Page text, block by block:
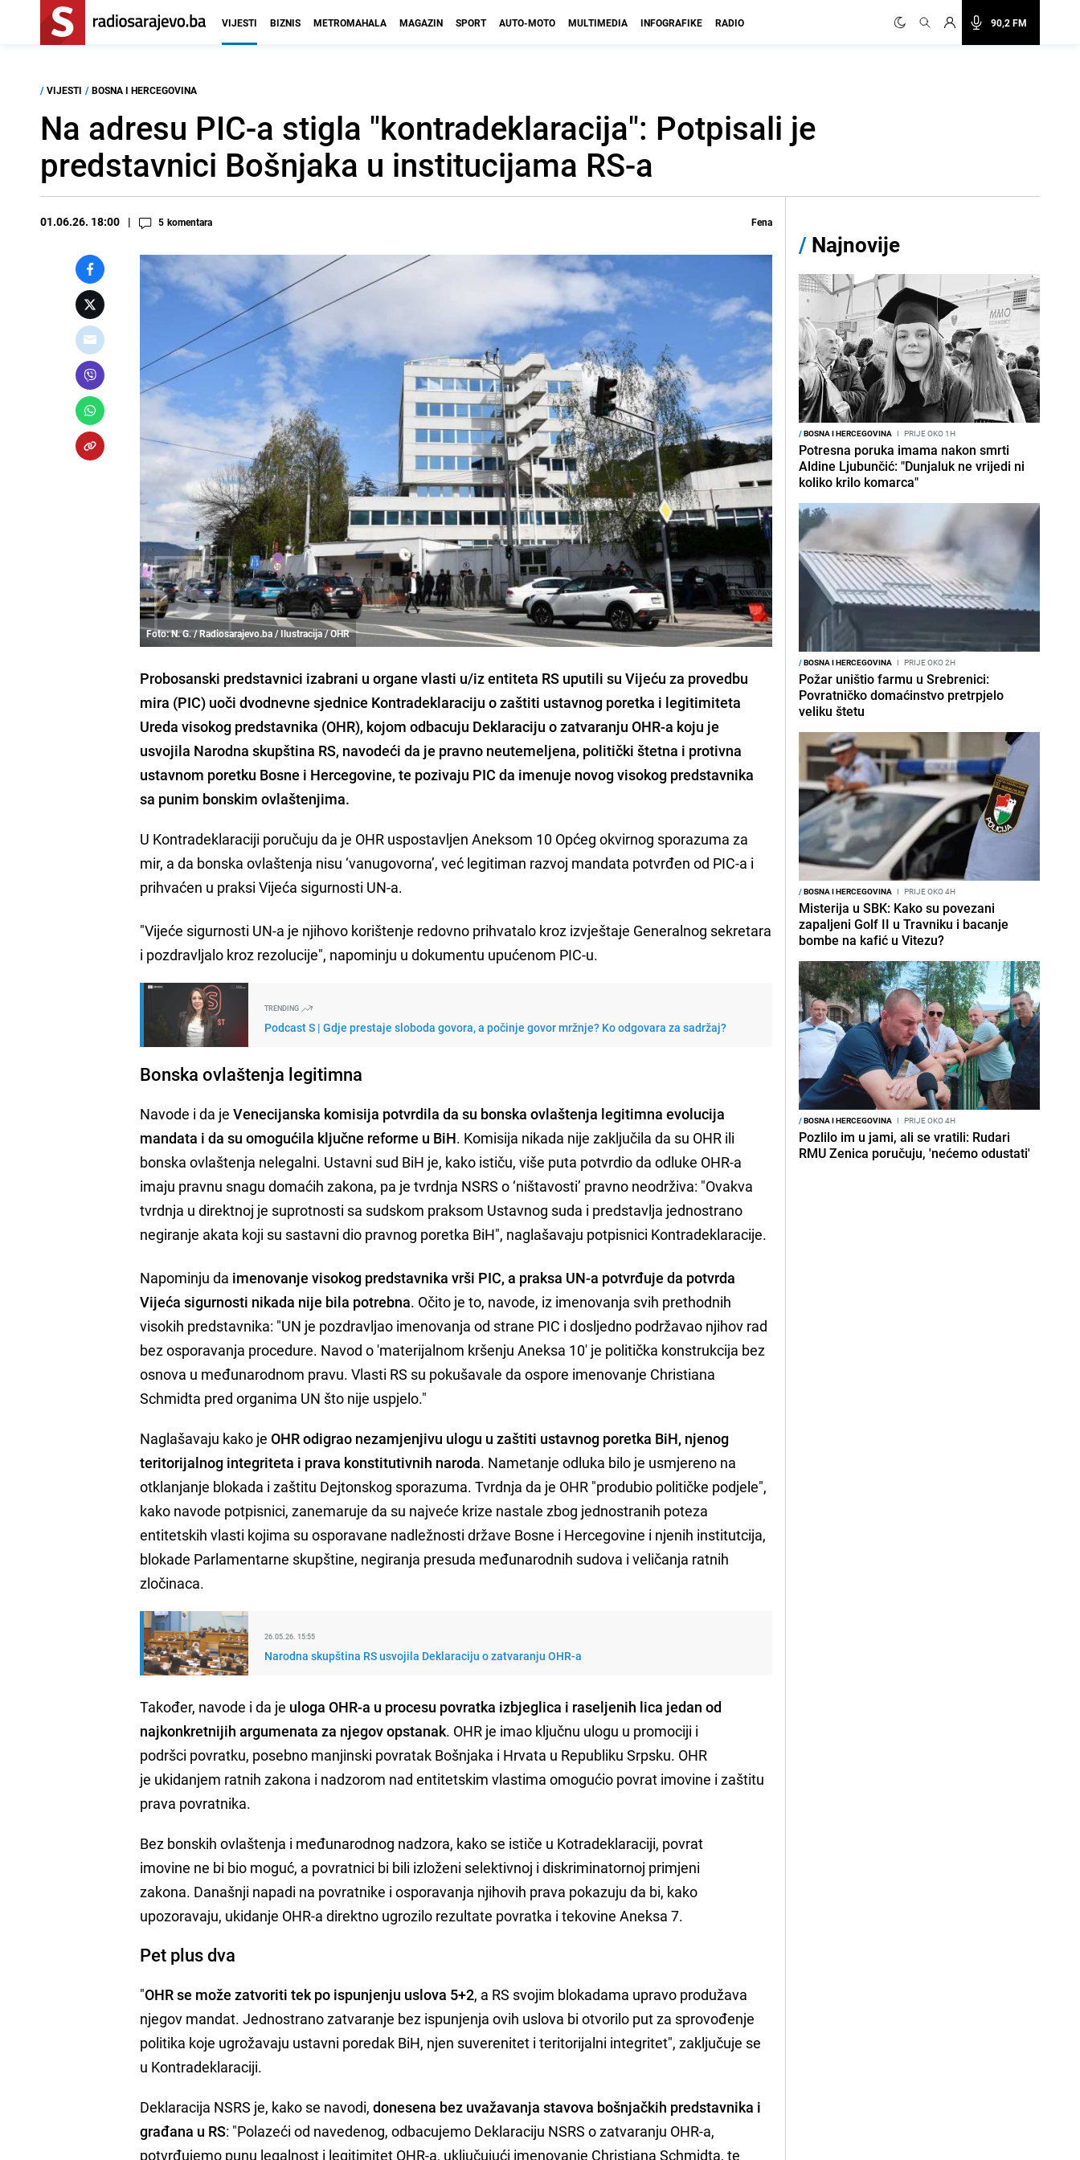
90,2 FM
VIJESTI BIZNIS METROMAHALA MAGAZIN SPORT AUTO-MOTO MULTIMEDIA INFOGRAFIKE RADIO
/ VIJESTI / BOSNA I HERCEGOVINA
Na adresu PIC-a stigla "kontradeklaracija": Potpisali je
predstavnici Bošnjaka u institucijama RS-a
01.06.26. 18:00 5 komentara Fena
Foto: N. G. / Radiosarajevo.ba / Ilustracija / OHR
Probosanski predstavnici izabrani u organe vlasti u/iz entiteta RS uputili su Vijeću za provedbu
mira (PIC) uoči dvodnevne sjednice Kontradeklaraciju o zaštiti ustavnog poretka i legitimiteta
Ureda visokog predstavnika (OHR), kojom odbacuju Deklaraciju o zatvaranju OHR-a koju je
usvojila Narodna skupština RS, navodeći da je pravno neutemeljena, politički štetna i protivna
ustavnom poretku Bosne i Hercegovine, te pozivaju PIC da imenuje novog visokog predstavnika
sa punim bonskim ovlaštenjima.
U Kontradeklaraciji poručuju da je OHR uspostavljen Aneksom 10 Općeg okvirnog sporazuma za
mir, a da bonska ovlaštenja nisu ‘vanugovorna’, već legitiman razvoj mandata potvrđen od PIC-a i
prihvaćen u praksi Vijeća sigurnosti UN-a.
"Vijeće sigurnosti UN-a je njihovo korištenje redovno prihvatalo kroz izvještaje Generalnog sekretara
i pozdravljalo kroz rezolucije", napominju u dokumentu upućenom PIC-u.
TRENDING
Podcast S | Gdje prestaje sloboda govora, a počinje govor mržnje? Ko odgovara za sadržaj?
Bonska ovlaštenja legitimna
Navode i da jeVenecijanska komisija potvrdila da su bonska ovlaštenja legitimna evolucija
mandata i da su omogućila ključne reforme u BiH. Komisija nikada nije zaključila da su OHR ili
bonska ovlaštenja nelegalni. Ustavni sud BiH je, kako ističu, više puta potvrdio da odluke OHR-a
imaju pravnu snagu domaćih zakona, pa je tvrdnja NSRS o ‘ništavosti’ pravno neodrživa: "Ovakva
tvrdnja u direktnoj je suprotnosti sa sudskom praksom Ustavnog suda i predstavlja jednostrano
negiranje akata koji su sastavni dio pravnog poretka BiH", naglašavaju potpisnici Kontradeklaracije.
Napominju da imenovanje visokog predstavnika vrši PIC, a praksa UN-a potvrđuje da potvrda
Vijeća sigurnosti nikada nije bila potrebna. Očito je to, navode, iz imenovanja svih prethodnih
visokih predstavnika: "UN je pozdravljao imenovanja od strane PIC i dosljedno podržavao njihov rad
bez osporavanja procedure. Navod o 'materijalnom kršenju Aneksa 10' je politička konstrukcija bez
osnova u međunarodnom pravu. Vlasti RS su pokušavale da ospore imenovanje Christiana
Schmidta pred organima UN što nije uspjelo."
Naglašavaju kako jeOHR odigrao nezamjenjivu ulogu u zaštiti ustavnog poretka BiH, njenog
teritorijalnog integriteta i prava konstitutivnih naroda. Nametanje odluka bilo je usmjereno na
otklanjanje blokada i zaštitu Dejtonskog sporazuma. Tvrdnja da je OHR "produbio političke podjele",
kako navode potpisnici, zanemaruje da su najveće krize nastale zbog jednostranih poteza
entitetskih vlasti kojima su osporavane nadležnosti države Bosne i Hercegovine i njenih institutcija,
blokade Parlamentarne skupštine, negiranja presuda međunarodnih sudova i veličanja ratnih
zločinaca.
26.05.26. 15:55
Narodna skupština RS usvojila Deklaraciju o zatvaranju OHR-a
Također, navode i da je uloga OHR-a u procesu povratka izbjeglica i raseljenih lica jedan od
najkonkretnijih argumenata za njegov opstanak. OHR je imao ključnu ulogu u promociji i
podršci povratku, posebno manjinski povratak Bošnjaka i Hrvata u Republiku Srpsku. OHR
je ukidanjem ratnih zakona i nadzorom nad entitetskim vlastima omogućio povrat imovine i zaštitu
prava povratnika.
Bez bonskih ovlaštenja i međunarodnog nadzora, kako se ističe u Kotradeklaraciji, povrat
imovine ne bi bio moguć, a povratnici bi bili izloženi selektivnoj i diskriminatornoj primjeni
zakona. Današnji napadi na povratnike i osporavanja njihovih prava pokazuju da bi, kako
upozoravaju, ukidanje OHR‑a direktno ugrozilo rezultate povratka i tekovine Aneksa 7.
Pet plus dva
"OHR se može zatvoriti tek po ispunjenju uslova 5+2, a RS svojim blokadama upravo produžava
njegov mandat. Jednostrano zatvaranje bez ispunjenja ovih uslova bi otvorilo put za sprovođenje
politika koje ugrožavaju ustavni poredak BiH, njen suverenitet i teritorijalni integritet", zaključuje se
u Kontradeklaraciji.
Deklaracija NSRS je, kako se navodi,donesena bez uvažavanja stavova bošnjačkih predstavnika i
građana u RS: "Polazeći od navedenog, odbacujemo Deklaraciju NSRS o zatvaranju OHR-a,
potvrđujemo punu legalnost i legitimitet OHR-a, uključujući imenovanje Christiana Schmidta, te
/ Najnovije
/BOSNA I HERCEGOVINA I PRIJE OKO 1H
Potresna poruka imama nakon smrti
Aldine Ljubunčić: "Dunjaluk ne vrijedi ni
koliko krilo komarca"
/BOSNA I HERCEGOVINA I PRIJE OKO 2H
Požar uništio farmu u Srebrenici:
Povratničko domaćinstvo pretrpjelo
veliku štetu
/BOSNA I HERCEGOVINA I PRIJE OKO 4H
Misterija u SBK: Kako su povezani
zapaljeni Golf II u Travniku i bacanje
bombe na kafić u Vitezu?
/BOSNA I HERCEGOVINA I PRIJE OKO 4H
Pozlilo im u jami, ali se vratili: Rudari
RMU Zenica poručuju, 'nećemo odustati'